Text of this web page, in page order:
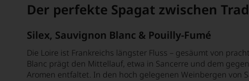
Der perfekte Spagat zwischen
Silex, Sauvignon Blanc & Pouilly-Fumé
Die Loire ist Frankreichs längster Fluss – gesäumt von
Blanc prägt den Mittellauf, etwa in Sancerre und dem
Aromen entfaltet. In den hoch gelegenen Weinbergen von